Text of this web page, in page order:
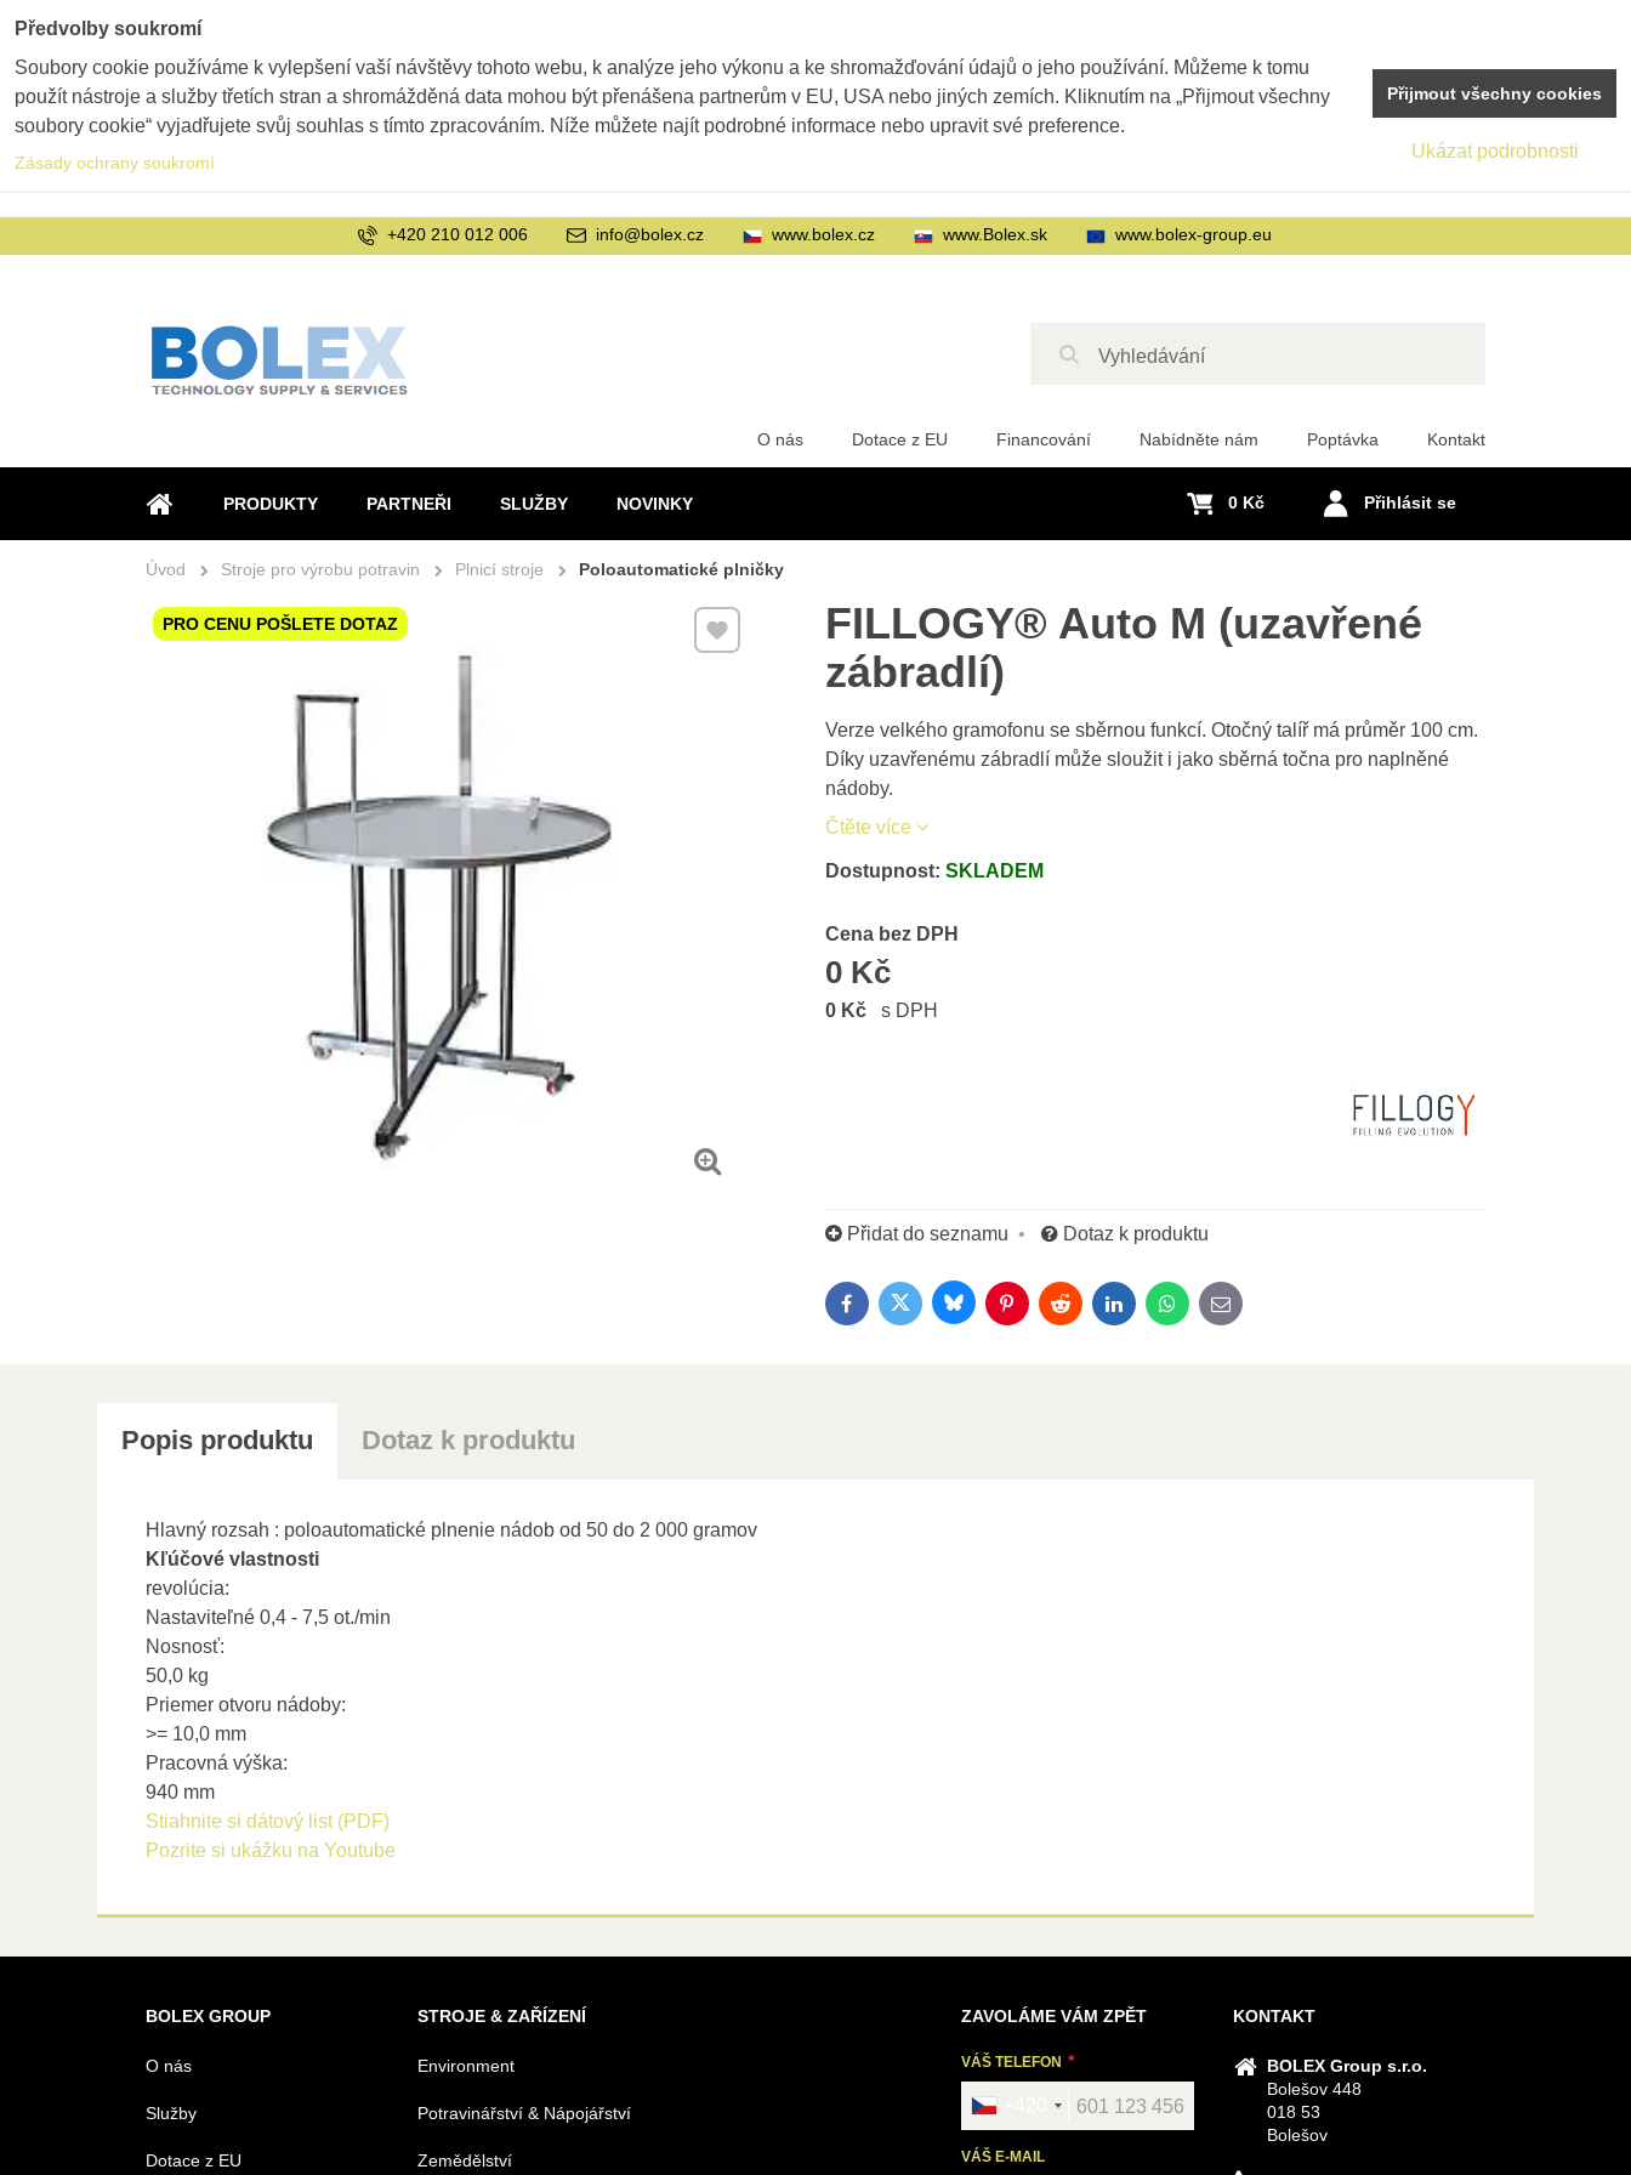
ÚVOD
PRODUKTY PARTNEŘI SLUŽBY NOVINKY
O nás Dotace z EU Financování Nabídněte nám Poptávka Kontakt
Přihlásit se
0 Kč
+420 210 012 006 info@bolex.cz www.bolex.cz www.Bolex.sk www.bolex-group.eu
Úvod Stroje pro výrobu potravin Plnicí stroje Poloautomatické plničky
FILLOGY® Auto M (uzavřené
zábradlí)
Verze velkého gramofonu se sběrnou funkcí. Otočný talíř má průměr 100 cm.
Díky uzavřenému zábradlí může sloužit i jako sběrná točna pro naplněné
nádoby.
Čtěte více
Přidat k Oblíbeným
PRO CENU POŠLETE DOTAZ
Dostupnost: SKLADEM
Cena bez DPH
0 Kč
Cena s DPH
0 Kč s DPH
Přidat do seznamu Dotaz k produktu
FacebookTwitterBlueskyPinterestRedditLinkedInWhatsApp
E-mail
Popis produktu Dotaz k produktu
Hlavný rozsah : poloautomatické plnenie nádob od 50 do 2 000 gramov
Kľúčové vlastnosti
revolúcia:
Nastaviteľné 0,4 - 7,5 ot./min
Nosnosť:
50,0 kg
Priemer otvoru nádoby:
>= 10,0 mm
Pracovná výška:
940 mm
Stiahnite si dátový list (PDF)
Pozrite si ukážku na Youtube
BOLEX GROUP
O nás
Služby
Dotace z EU
STROJE & ZAŘÍZENÍ
Environment
Potravinářství & Nápojářství
Zemědělství
ZAVOLÁME VÁM ZPĚT
VÁŠ TELEFON
VÁŠ E-MAIL
KONTAKT
BOLEX Group s.r.o.
Bolešov 448
018 53
Bolešov
Předvolby soukromí
Soubory cookie používáme k vylepšení vaší návštěvy tohoto webu, k analýze jeho výkonu a ke shromažďování údajů o jeho používání. Můžeme k tomu
použít nástroje a služby třetích stran a shromážděná data mohou být přenášena partnerům v EU, USA nebo jiných zemích. Kliknutím na „Přijmout všechny
soubory cookie“ vyjadřujete svůj souhlas s tímto zpracováním. Níže můžete najít podrobné informace nebo upravit své preference.
Zásady ochrany soukromí
Ukázat podrobnosti
Přijmout všechny cookies